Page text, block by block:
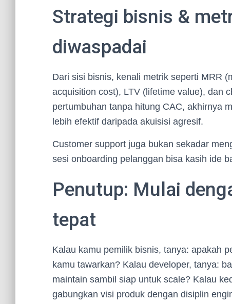
Strategi bisnis &
diwaspadai
Dari sisi bisnis, kenali metrik seperti MRR
acquisition cost), LTV (lifetime value), dan
pertumbuhan tanpa hitung CAC, akhirnya
lebih efektif daripada akuisisi agresif.
Customer support juga bukan sekadar
sesi onboarding pelanggan bisa kasih ide
Penutup: Mulai
tepat
Kalau kamu pemilik bisnis, tanya: apakah
kamu tawarkan? Kalau developer, tanya:
maintain sambil siap untuk scale? Kalau
gabungkan visi produk dengan disiplin